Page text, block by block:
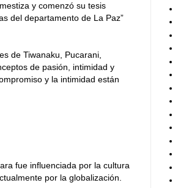
y comenzó su tesis
del departamento de La Paz”
de Tiwanaku, Pucarani,
de pasión, intimidad y
y la intimidad están
fue influenciada por la cultura
por la globalización.